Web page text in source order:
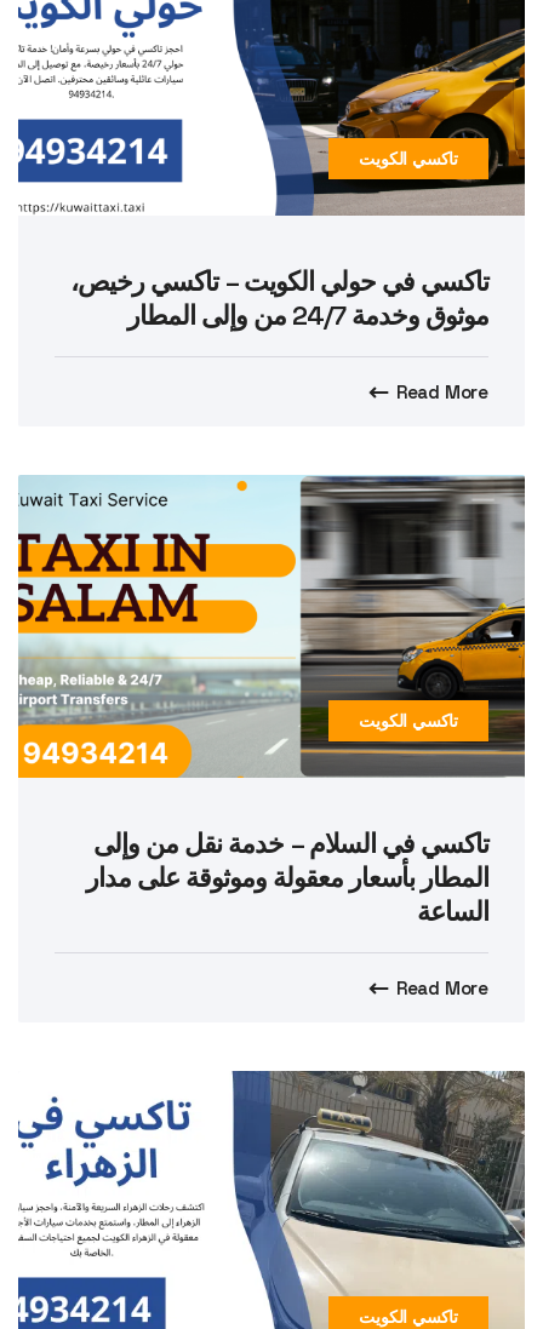
تاكسي الكويت
تاكسي في حولي الكويت – تاكسي رخيص،
موثوق وخدمة 24/7 من وإلى المطار
Read More
تاكسي الكويت
تاكسي في السلام – خدمة نقل من وإلى
المطار بأسعار معقولة وموثوقة على مدار
الساعة
Read More
تاكسي الكويت